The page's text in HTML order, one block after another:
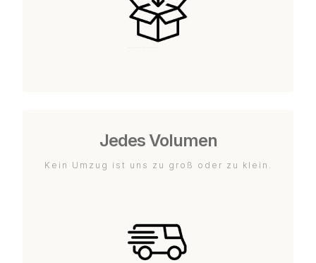
Jedes Volumen
Kein Umzug ist uns zu groß oder zu klein.